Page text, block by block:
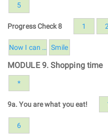
5
Progress Check 8 1 2
Now I can … Smile
MODULE 9. Shopping time
*
9a. You are what you eat!
6